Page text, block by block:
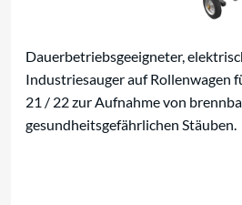
Dauerbetriebsgeeigneter,
Industriesauger auf Rollenwagen
21 / 22 zur Aufnahme von
gesundheitsgefährlichen Stäuben.